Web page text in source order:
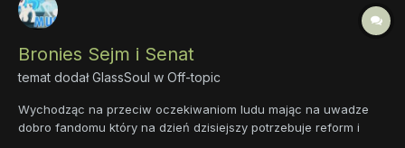
Bronies Sejm i Senat
temat dodałGlassSoul w Off-topic
Wychodząc na przeciw oczekiwaniom ludu mając na uwadze
dobro fandomu który na dzień dzisiejszy potrzebuje reform i